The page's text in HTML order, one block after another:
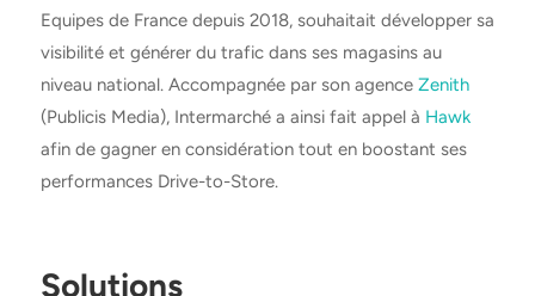
Equipes de France depuis 2018, souhaitait développer sa
visibilité et générer du trafic dans ses magasins au
niveau national. Accompagnée par son agence Zenith
(Publicis Media), Intermarché a ainsi fait appel à Hawk
afin de gagner en considération tout en boostant ses
performances Drive-to-Store.
Solutions